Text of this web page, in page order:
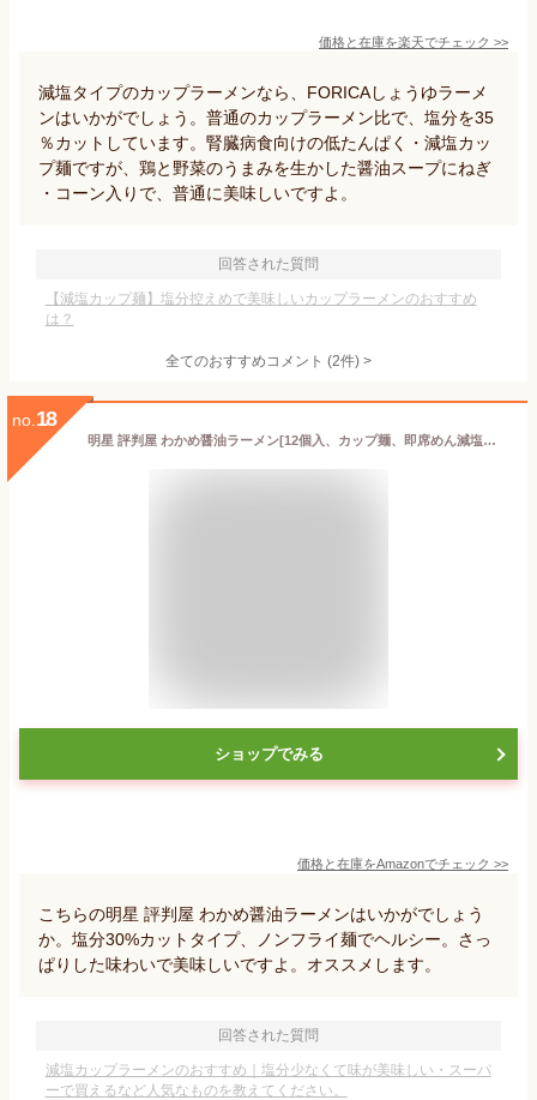
価格と在庫を楽天でチェック >>
減塩タイプのカップラーメンなら、FORICAしょうゆラーメ
ンはいかがでしょう。普通のカップラーメン比で、塩分を35
％カットしています。腎臓病食向けの低たんぱく・減塩カッ
プ麺ですが、鶏と野菜のうまみを生かした醤油スープにねぎ
・コーン入りで、普通に美味しいですよ。
回答された質問
【減塩カップ麺】塩分控えめで美味しいカップラーメンのおすすめ
は？
全てのおすすめコメント (2件) >
no. 18
明星 評判屋 わかめ醤油ラーメン[12個入、カップ麺、即席めん減塩訴求ブランド売上№1※1、塩分30%カット※2、ノンフライ麺、ごま油香る鶏と鰹の旨みだし、65g]
ショップでみる
価格と在庫をAmazonでチェック >>
こちらの明星 評判屋 わかめ醤油ラーメンはいかがでしょう
か。塩分30%カットタイプ、ノンフライ麺でヘルシー。さっ
ぱりした味わいで美味しいですよ。オススメします。
回答された質問
減塩カップラーメンのおすすめ｜塩分少なくて味が美味しい・スーパ
ーで買えるなど人気なものを教えてください。